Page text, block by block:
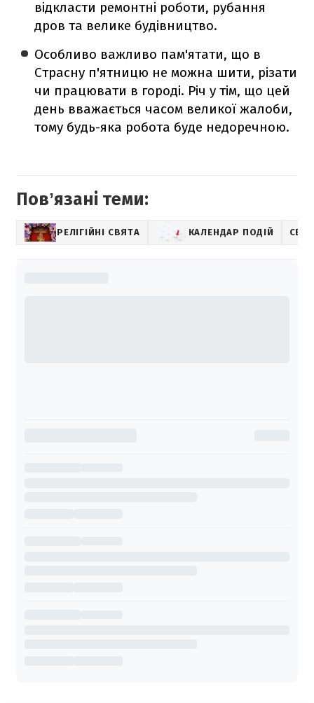
відкласти ремонтні роботи, рубання
дров та велике будівництво.
Особливо важливо пам'ятати, що в
Страсну п'ятницю не можна шити, різати
чи працювати в городі. Річ у тім, що цей
день вважається часом великої жалоби,
тому будь-яка робота буде недоречною.
Повʼязані теми:
РЕЛІГІЙНІ СВЯТА КАЛЕНДАР ПОДІЙ